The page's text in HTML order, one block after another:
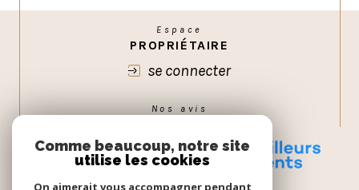
Espace
PROPRIÉTAIRE
se connecter
Nos avis
Comme beaucoup, notre site
utilise les cookies
On aimerait vous accompagner pendant